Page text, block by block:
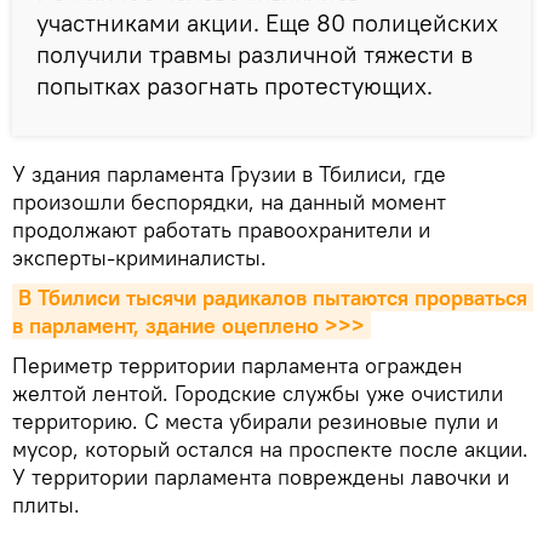
участниками акции. Еще 80 полицейских
получили травмы различной тяжести в
попытках разогнать протестующих.
У здания парламента Грузии в Тбилиси, где
произошли беспорядки, на данный момент
продолжают работать правоохранители и
эксперты-криминалисты.
В Тбилиси тысячи радикалов пытаются прорваться
в парламент, здание оцеплено >>>
Периметр территории парламента огражден
желтой лентой. Городские службы уже очистили
территорию. С места убирали резиновые пули и
мусор, который остался на проспекте после акции.
У территории парламента повреждены лавочки и
плиты.